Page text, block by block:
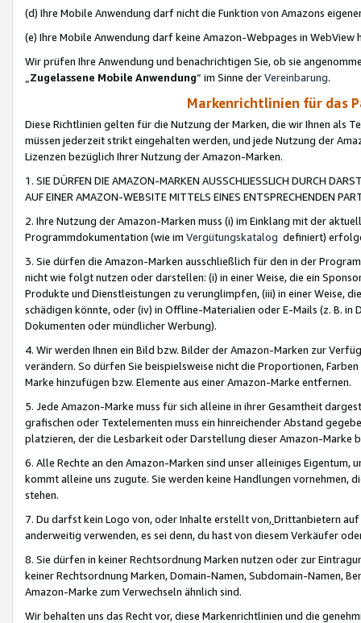
(d) Ihre Mobile Anwendung darf nicht die Funktion von Amazons
(e) Ihre Mobile Anwendung darf keine Amazon-Webpages in WebView
Wir prüfen Ihre Anwendung und benachrichtigen Sie, ob sie
„Zugelassene Mobile Anwendung“ im Sinne derVereinbarung.
Markenrichtlinien für das
Diese Richtlinien gelten für die Nutzung der Marken, die wir Ihnen als
müssen jederzeit strikt eingehalten werden, und jede Nutzung der
Lizenzen bezüglich Ihrer Nutzung der Amazon-Marken.
1. SIE DÜRFEN DIE AMAZON-MARKEN AUSSCHLIESSLICH DURCH
AUF EINER AMAZON-WEBSITE MITTELS EINES ENTSPRECHENDEN
2. Ihre Nutzung der Amazon-Marken muss (i) im Einklang mit der
Programmdokumentation (wie im Vergütungskatalog definiert)
3. Sie dürfen die Amazon-Marken ausschließlich für den in der
nicht wie folgt nutzen oder darstellen: (i) in einer Weise, die ein
Produkte und Dienstleistungen zu verunglimpfen, (iii) in einer Weise,
schädigen könnte, oder (iv) in Offline-Materialien oder E-Mails (z. B. in
Dokumenten oder mündlicher Werbung).
4. Wir werden Ihnen ein Bild bzw. Bilder der Amazon-Marken zur
verändern. So dürfen Sie beispielsweise nicht die Proportionen,
Marke hinzufügen bzw. Elemente aus einer Amazon-Marke entfernen.
5. Jede Amazon-Marke muss für sich alleine in ihrer Gesamtheit
grafischen oder Textelementen muss ein hinreichender Abstand
platzieren, der die Lesbarkeit oder Darstellung dieser Amazon-Marke
6. Alle Rechte an den Amazon-Marken sind unser alleiniges
kommt alleine uns zugute. Sie werden keine Handlungen vornehmen,
stehen.
7. Du darfst kein Logo von, oder Inhalte erstellt von,Drittanbietern auf
anderweitig verwenden, es sei denn, du hast von diesem Verkäufer
8. Sie dürfen in keiner Rechtsordnung Marken nutzen oder zur
keiner Rechtsordnung Marken, Domain-Namen, Subdomain-Namen,
Amazon-Marke zum Verwechseln ähnlich sind.
Wir behalten uns das Recht vor, diese Markenrichtlinien und die